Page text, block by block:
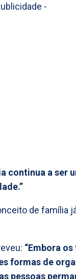
-
continua a ser
de família
“Embora
formas de
pessoas